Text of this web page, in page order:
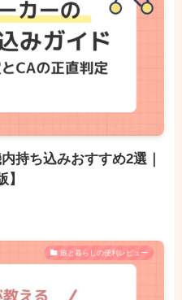
持ち込みおすすめ2選｜
旅と暮らしの便利レビュー